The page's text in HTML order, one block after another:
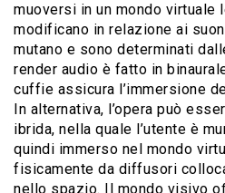
muoversi in un mondo virtuale
modificano in relazione ai
mutano e sono determinati
render audio è fatto in
cuffie assicura l’immersione
In alternativa, l’opera può
ibrida, nella quale l’utente è
quindi immerso nel mondo
fisicamente da diffusori
nello spazio. Il mondo visivo